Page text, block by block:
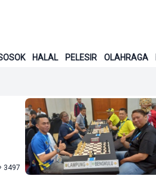
HALAL PELESIR OLAHRAGA
3497